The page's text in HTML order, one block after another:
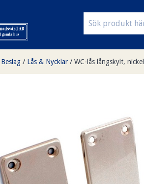
Beslag / Lås & Nycklar / WC-lås långskylt, nickel